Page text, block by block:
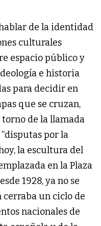
de la identidad
culturales
espacio público y
e historia
para decidir en
que se cruzan,
de la llamada
“disputas por la
la escultura del
en la Plaza
1928, ya no se
un ciclo de
nacionales de